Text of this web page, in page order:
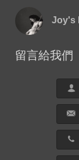
Joy's
留言給我們